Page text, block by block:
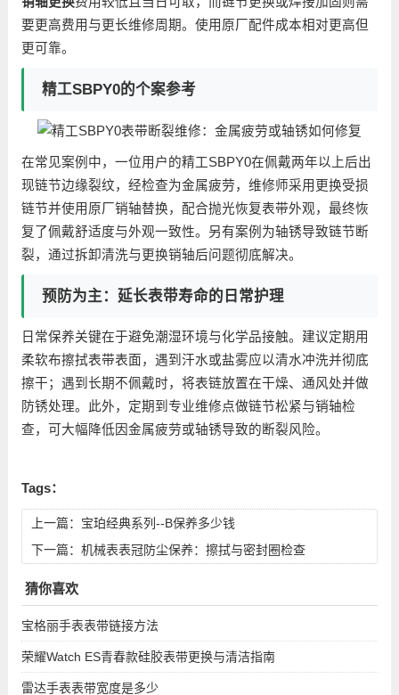
要更高费用与更长维修周期。使用原厂配件成本相对更高但
更可靠。
精工SBPY0的个案参考
在常见案例中，一位用户的精工SBPY0在佩戴两年以上后出
现链节边缘裂纹，经检查为金属疲劳，维修师采用更换受损
链节并使用原厂销轴替换，配合抛光恢复表带外观，最终恢
复了佩戴舒适度与外观一致性。另有案例为轴锈导致链节断
裂，通过拆卸清洗与更换销轴后问题彻底解决。
预防为主：延长表带寿命的日常护理
日常保养关键在于避免潮湿环境与化学品接触。建议定期用
柔软布擦拭表带表面，遇到汗水或盐雾应以清水冲洗并彻底
擦干；遇到长期不佩戴时，将表链放置在干燥、通风处并做
防锈处理。此外，定期到专业维修点做链节松紧与销轴检
查，可大幅降低因金属疲劳或轴锈导致的断裂风险。
Tags：
上一篇： 宝珀经典系列--B保养多少钱
下一篇： 机械表表冠防尘保养：擦拭与密封圈检查
猜你喜欢
宝格丽手表表带链接方法
荣耀Watch ES青春款硅胶表带更换与清洁指南
雷达手表表带宽度是多少